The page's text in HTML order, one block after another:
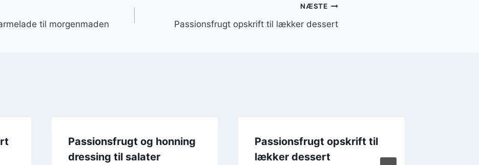
til morgenmaden
NÆSTE
Passionsfrugt opskrift til lækker dessert
Passionsfrugt og honning
dressing til salater
Passionsfrugt opskrift til
lækker dessert